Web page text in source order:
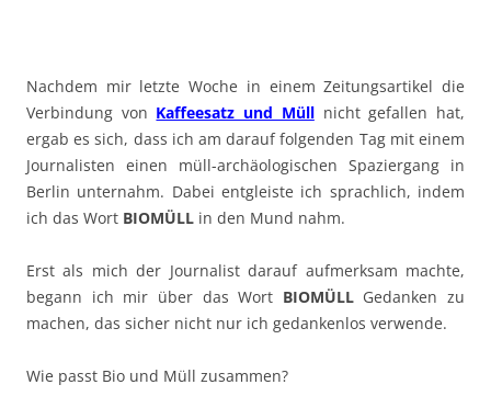
Nachdem mir letzte Woche in einem Zeitungsartikel die
Verbindung von Kaffeesatz und Müllnicht gefallen hat,
ergab es sich, dass ich am darauf folgenden Tag mit einem
Journalisten einen müll-archäologischen Spaziergang in
Berlin unternahm. Dabei entgleiste ich sprachlich, indem
ich das Wort BIOMÜLL in den Mund nahm.
Erst als mich der Journalist darauf aufmerksam machte,
begann ich mir über das Wort BIOMÜLLGedanken zu
machen, das sicher nicht nur ich gedankenlos verwende.
Wie passt Bio und Müll zusammen?